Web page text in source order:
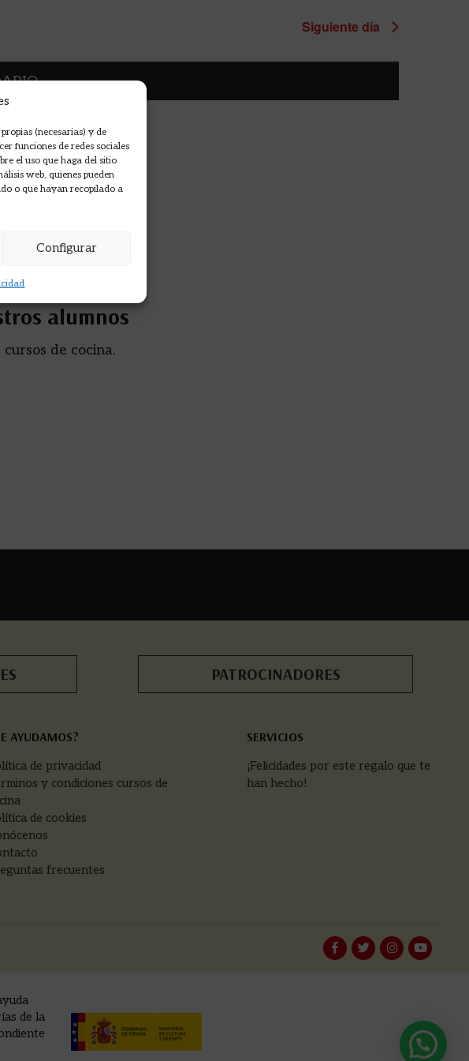
propias (necesarias) y de
funciones de redes sociales
el uso que haga del sitio
web, quienes pueden
o que hayan recopilado a
Configurar
Siguiente día
alumnos
de cocina.
PATROCINADORES
AYUDAMOS?
de privacidad
y condiciones cursos de
de cookies
frecuentes
SERVICIOS
¡Felicidades por este regalo que te
han hecho!
de la